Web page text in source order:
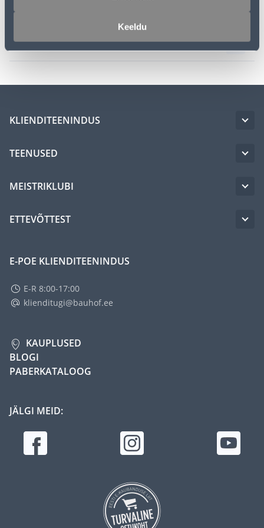
Keeldu
Transport
KLIENDITEENINDUS
TEENUSED
MEISTRIKLUBI
ETTEVÕTTEST
E-POE KLIENDITEENINDUS
E-R 8:00-17:00
klienditugi@bauhof.ee
KAUPLUSED
BLOGI
PABERKATALOOG
JÄLGI MEID: